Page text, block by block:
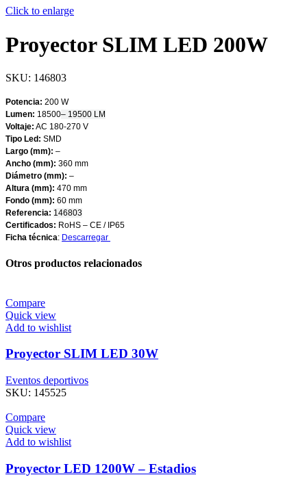
Click to enlarge
Proyector SLIM LED 200W
SKU: 146803
Potencia: 200 W
Lumen: 18500– 19500 LM
Voltaje: AC 180-270 V
Tipo Led: SMD
Largo (mm): –
Ancho (mm): 360 mm
Diámetro (mm): –
Altura (mm): 470 mm
Fondo (mm): 60 mm
Referencia: 146803
Certificados: RoHS – CE / IP65
Ficha técnica: Descarregar
Otros productos relacionados
Compare
Quick view
Add to wishlist
Proyector SLIM LED 30W
Eventos deportivos
SKU: 145525
Compare
Quick view
Add to wishlist
Proyector LED 1200W – Estadios